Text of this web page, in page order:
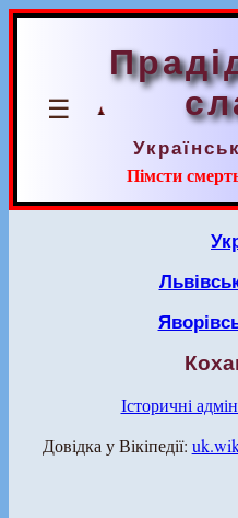
☰
Пімсти
Історичні
Довідка у Вікіпедії: